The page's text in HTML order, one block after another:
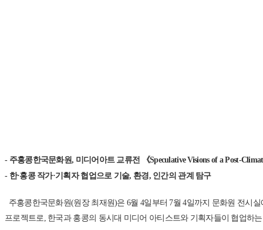
- 주홍콩한국문화원, 미디어아트 교류전 《Speculative Visions of a Post-
- 한·홍콩 작가·기획자 협업으로 기술, 환경, 인간의 관계 탐구
주홍콩한국문화원(원장 최재원)은 6월 4일부터 7월 4일까지 문화원 전시실
프로젝트로, 한국과 홍콩의 동시대 미디어 아티스트와 기획자들이 협업하